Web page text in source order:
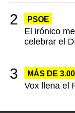
PSOE
El irónico
celebrar el
MÁS DE
Vox llena el